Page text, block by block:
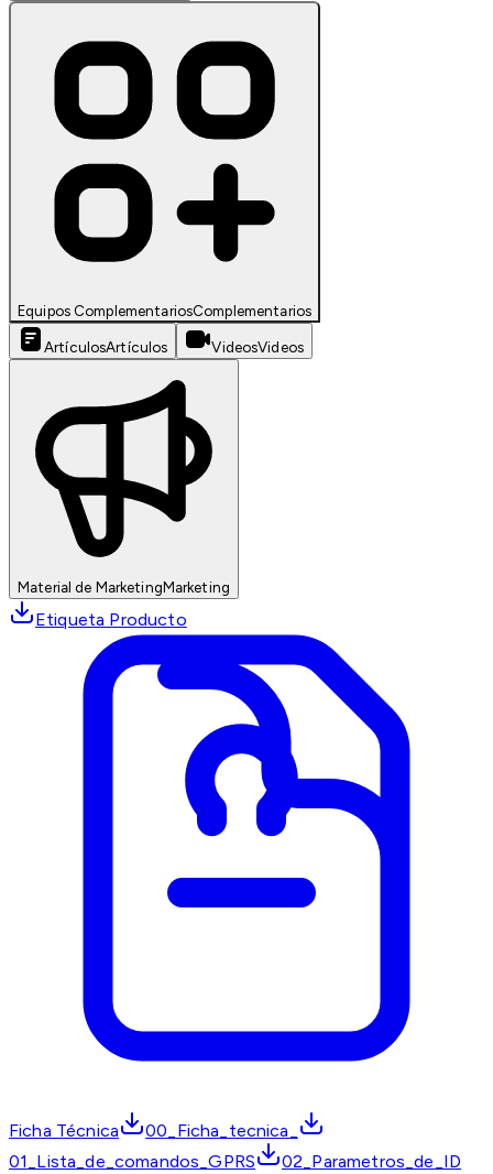
Equipos ComplementariosComplementarios
ArtículosArtículos VideosVideos
Material de MarketingMarketing
Etiqueta Producto
Ficha Técnica
00_Ficha_tecnica_
01_Lista_de_comandos_GPRS
02_Parametros_de_ID